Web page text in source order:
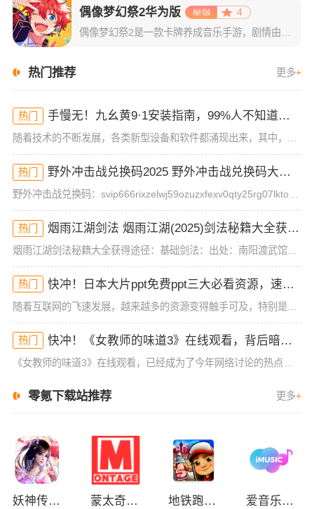
偶像梦幻祭2华为版
4
热门推荐 更多+
热门 手慢无！九幺黄9·1安装指南，99%人不知道的操作技巧！
随着技术的不断发展，各类新型设备和软件都涌现出来，其中，九幺黄9·1的安装方法逐渐成为了许多用户关注的焦点。你是否也对这款软件感到好奇，想知道如何顺利安装并快速使用？如果你也是这部分群体的成员，那么今
热门 野外冲击战兑换码2025 野外冲击战兑换码大全(真实有效)
热门 烟雨江湖剑法 烟雨江湖(2025)剑法秘籍大全获得途径
烟雨江湖剑法秘籍大全获得途径：基础剑法：出处：南阳渡武馆品阶：基础武学描述：基础剑法历来是初入江湖的侠士们都会修炼的一套入门剑法，虽然威力不强但胜在简单易学，毫不花哨。第十重(攻击120 招架120)
热门 快冲！日本大片ppt免费ppt三大必看资源，速来抢！
随着互联网的飞速发展，越来越多的资源变得触手可及，特别是在影视、动画等领域，热门内容不断刷新观众的观影体验。今天，我们要分享的内容是关于“日本大片ppt免费ppt”的一些资源，且这些资源并非一般的在线
热门 快冲！《女教师的味道3》在线观看，背后暗藏的秘密你不懂！
零氪下载站推荐 更多+
妖神传GM版 蒙太奇影视2025最新版本下载 地铁跑酷全皮肤版 爱音乐app下载免费版